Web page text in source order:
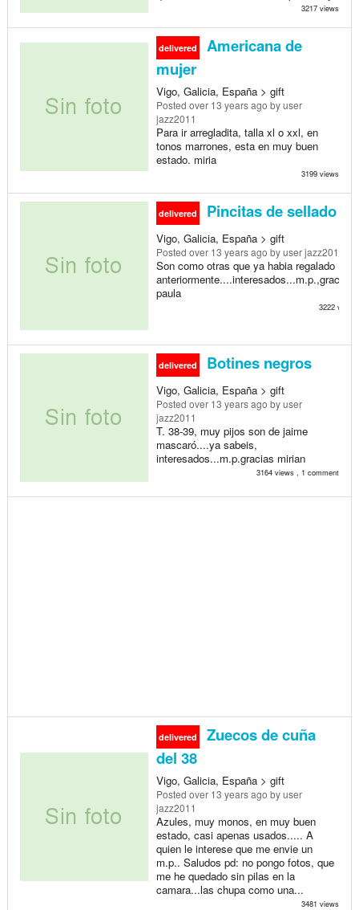
3217 views
delivered
Americana de
mujer
Vigo, Galicia, España > gift
Posted over 13 years ago by user
jazz2011
Para ir arregladita, talla xl o xxl, en
tonos marrones, esta en muy buen
estado. miria
3199 views
delivered Pincitas de sellado
Vigo, Galicia, España > gift
Posted over 13 years ago by user jazz2011
Son como otras que ya habia regalado
anteriormente....interesados...m.p.,gracias-
paula
3222 views
delivered Botines negros
Vigo, Galicia, España > gift
Posted over 13 years ago by user
jazz2011
T. 38-39, muy pijos son de jaime
mascaró....ya sabeis,
interesados...m.p.gracias mirian
3164 views , 1 comment
delivered
Zuecos de cuña
del 38
Vigo, Galicia, España > gift
Posted over 13 years ago by user
jazz2011
Azules, muy monos, en muy buen
estado, casi apenas usados..... A
quien le interese que me envie un
m.p.. Saludos pd: no pongo fotos, que
me he quedado sin pilas en la
camara...las chupa como una...
3481 views